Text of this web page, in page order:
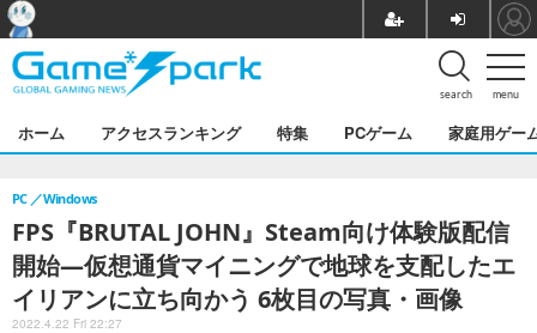
menu
search
ホーム アクセスランキング 特集 PCゲーム 家庭用ゲー
FPS『BRUTAL JOHN』Steam向け体験版配信
開始―仮想通貨マイニングで地球を支配したエ
イリアンに立ち向かう 6枚目の写真・画像
PC Windows
2022.4.22 Fri 22:27